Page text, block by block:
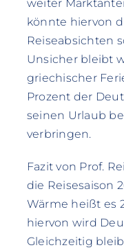
weiter
könnte hiervon
Reiseabsichten
Unsicher bleibt
griechischer
Prozent der
seinen Urlaub
verbringen.
Fazit von Prof.
die Reisesaison
Wärme heißt es
hiervon wird
Gleichzeitig